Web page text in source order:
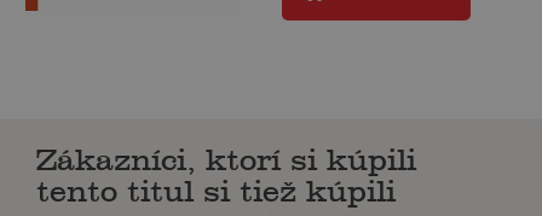
Zákazníci, ktorí si kúpili
tento titul si tiež kúpili